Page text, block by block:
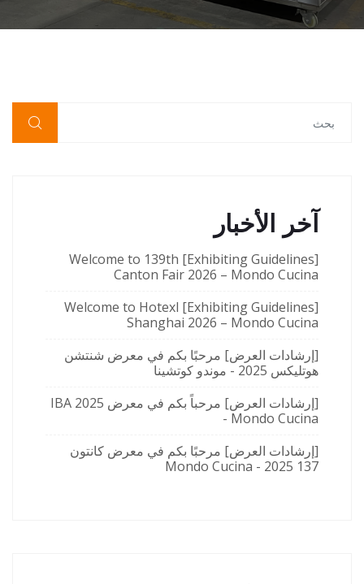
آخر الأخبار
[Exhibiting Guidelines] Welcome to 139th
Canton Fair 2026 – Mondo Cucina
[Exhibiting Guidelines] Welcome to Hotexl
Shanghai 2026 – Mondo Cucina
[إرشادات العرض] مرحبًا بكم في معرض شنتشن
هوتليكس 2025 - موندو كوتشينا
[إرشادات العرض] مرحباً بكم في معرض IBA 2025
- Mondo Cucina
[إرشادات العرض] مرحبًا بكم في معرض كانتون
137 2025 - Mondo Cucina